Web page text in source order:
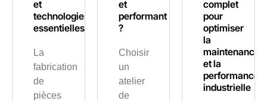
et
technologies
essentielles
La
fabrication
de
pièces
et
performant
?
Choisir
un
atelier
de
complet
pour
optimiser
la
maintenance
et la
performance
industrielle